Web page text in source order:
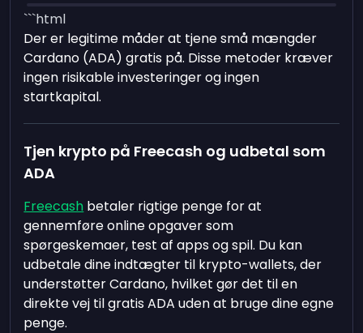
```html
Der er legitime måder at tjene små mængder
Cardano (ADA) gratis på. Disse metoder kræver
ingen risikable investeringer og ingen
startkapital.
Tjen krypto på Freecash og udbetal som
ADA
Freecash betaler rigtige penge for at
gennemføre online opgaver som
spørgeskemaer, test af apps og spil. Du kan
udbetale dine indtægter til krypto-wallets, der
understøtter Cardano, hvilket gør det til en
direkte vej til gratis ADA uden at bruge dine egne
penge.